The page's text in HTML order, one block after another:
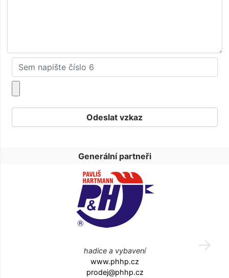
Generální partneři
hadice a vybavení
www.phhp.cz
prodej@phhp.cz